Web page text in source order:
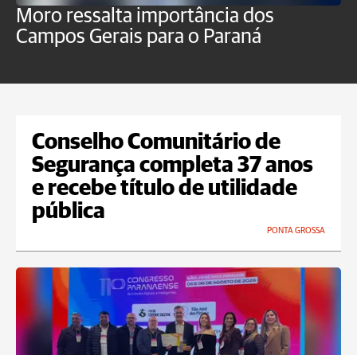
Moro ressalta importância dos
Campos Gerais para o Paraná
Conselho Comunitário de
Segurança completa 37 anos
e recebe título de utilidade
pública
PONTA GROSSA